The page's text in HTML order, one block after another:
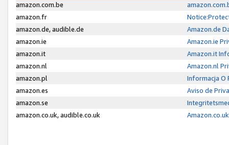
amazon.com.be
amazon.fr
amazon.de, audible.de
Amazon.de
amazon.ie
Amazon.ie
amazon.it
Amazon.it
amazon.nl
Amazon.nl
amazon.pl
Informacja O
amazon.es
Aviso de
amazon.se
amazon.co.uk, audible.co.uk